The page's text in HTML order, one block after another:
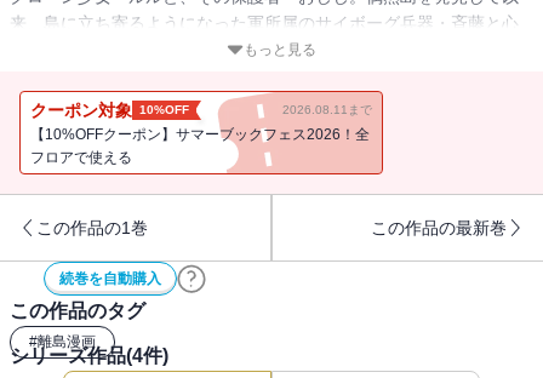
来、島に立ち寄るようになった軍所属のサイボーグ兵器・斉藤と心
を通わせながら、ルルは島の人々と平和な日々を過ごしていた。あ
藤は窮地に追い込まれるが、そこに巨大なロボットが突然現れて
――!?
もっと見る
クーポン対象 10%OFF 2026.08.11まで
【10%OFFクーポン】サマーブックフェス2026！全
フロアで使える
この作品の1巻 この作品の最新巻
続巻を自動購入
この作品のタグ
#離島漫画
シリーズ作品(4件)